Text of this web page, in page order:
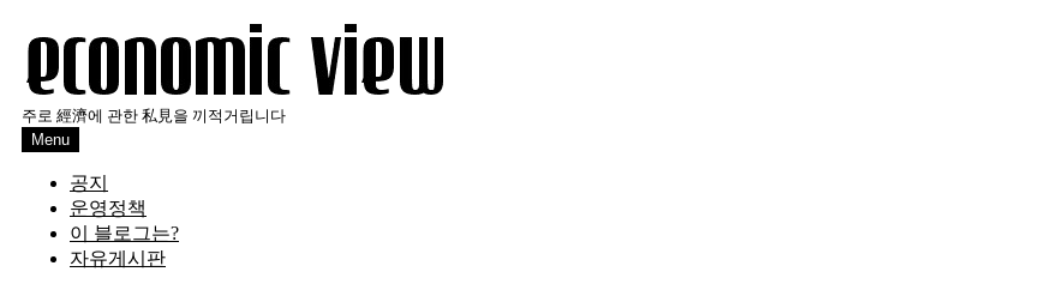
주로 經濟에 관한 私見을 끼적거립니다
Menu
공지
운영정책
이 블로그는?
자유게시판